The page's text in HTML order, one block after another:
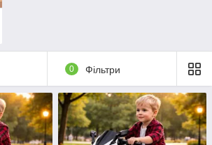
0 Фільтри